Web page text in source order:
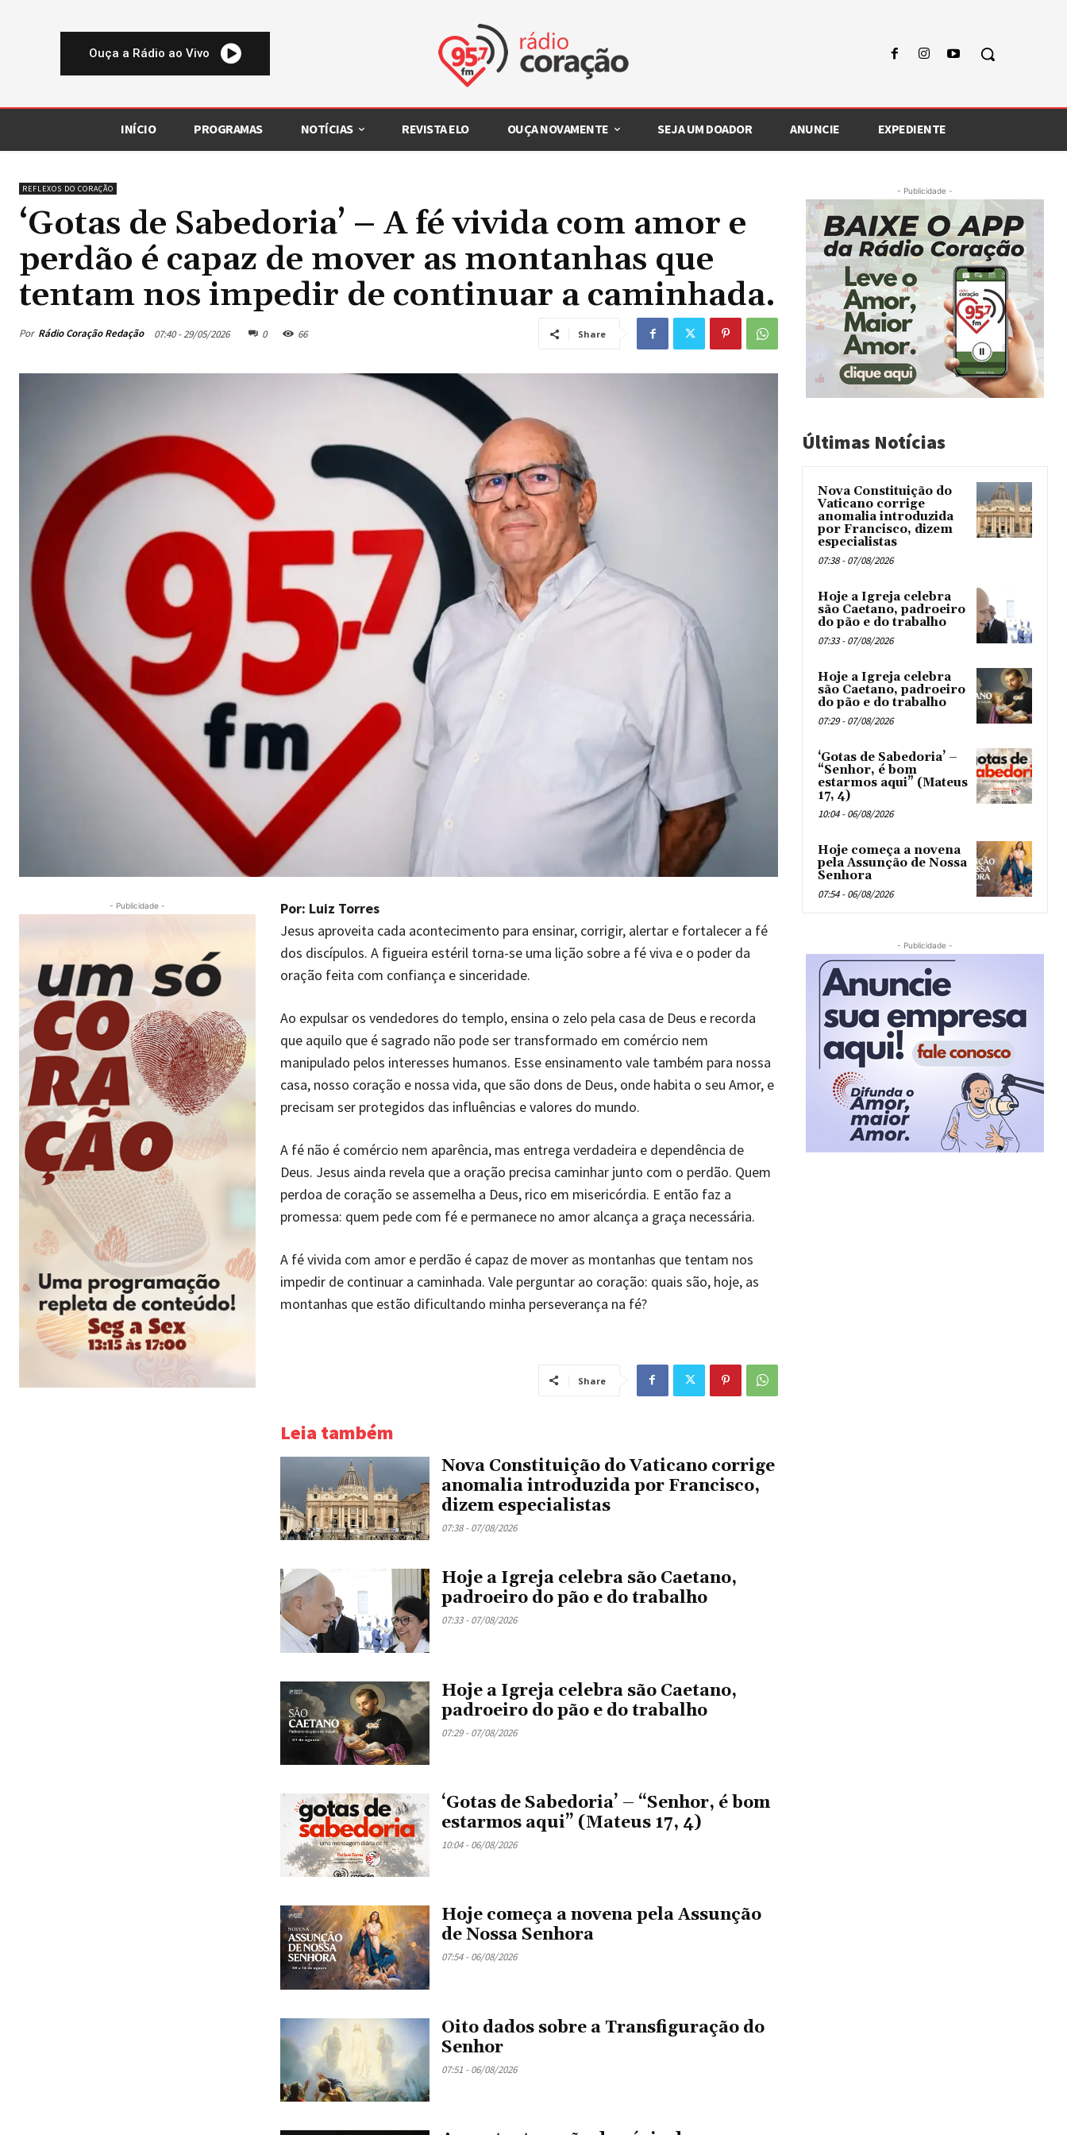
Ouça a Rádio ao Vivo
INÍCIO PROGRAMAS NOTÍCIAS REVISTA ELO OUÇA NOVAMENTE SEJA UM DOADOR ANUNCIE EXPEDIENTE
REFLEXOS DO CORAÇÃO
‘Gotas de Sabedoria’ – A fé vivida com amor e
perdão é capaz de mover as montanhas que
tentam nos impedir de continuar a caminhada.
Por Rádio Coração Redação 07:40 - 29/05/2026 0 66 Share
- Publicidade -
Por: Luiz Torres
Jesus aproveita cada acontecimento para ensinar, corrigir, alertar e fortalecer a fé
dos discípulos. A figueira estéril torna-se uma lição sobre a fé viva e o poder da
oração feita com confiança e sinceridade.
Ao expulsar os vendedores do templo, ensina o zelo pela casa de Deus e recorda
que aquilo que é sagrado não pode ser transformado em comércio nem
manipulado pelos interesses humanos. Esse ensinamento vale também para nossa
casa, nosso coração e nossa vida, que são dons de Deus, onde habita o seu Amor, e
precisam ser protegidos das influências e valores do mundo.
A fé não é comércio nem aparência, mas entrega verdadeira e dependência de
Deus. Jesus ainda revela que a oração precisa caminhar junto com o perdão. Quem
perdoa de coração se assemelha a Deus, rico em misericórdia. E então faz a
promessa: quem pede com fé e permanece no amor alcança a graça necessária.
A fé vivida com amor e perdão é capaz de mover as montanhas que tentam nos
impedir de continuar a caminhada. Vale perguntar ao coração: quais são, hoje, as
montanhas que estão dificultando minha perseverança na fé?
Share
Leia também
Nova Constituição do Vaticano corrige
anomalia introduzida por Francisco,
dizem especialistas
07:38 - 07/08/2026
Hoje a Igreja celebra são Caetano,
padroeiro do pão e do trabalho
07:33 - 07/08/2026
Hoje a Igreja celebra são Caetano,
padroeiro do pão e do trabalho
07:29 - 07/08/2026
‘Gotas de Sabedoria’ – “Senhor, é bom
estarmos aqui” (Mateus 17, 4)
10:04 - 06/08/2026
Hoje começa a novena pela Assunção
de Nossa Senhora
07:54 - 06/08/2026
Oito dados sobre a Transfiguração do
Senhor
07:51 - 06/08/2026
- Publicidade -
Últimas Notícias
Nova Constituição do
Vaticano corrige
anomalia introduzida
por Francisco, dizem
especialistas
07:38 - 07/08/2026
Hoje a Igreja celebra
são Caetano, padroeiro
do pão e do trabalho
07:33 - 07/08/2026
Hoje a Igreja celebra
são Caetano, padroeiro
do pão e do trabalho
07:29 - 07/08/2026
‘Gotas de Sabedoria’ –
“Senhor, é bom
estarmos aqui” (Mateus
17, 4)
10:04 - 06/08/2026
Hoje começa a novena
pela Assunção de Nossa
Senhora
07:54 - 06/08/2026
- Publicidade -